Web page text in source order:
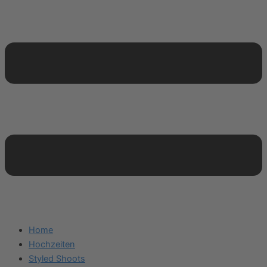
Home
Hochzeiten
Styled Shoots